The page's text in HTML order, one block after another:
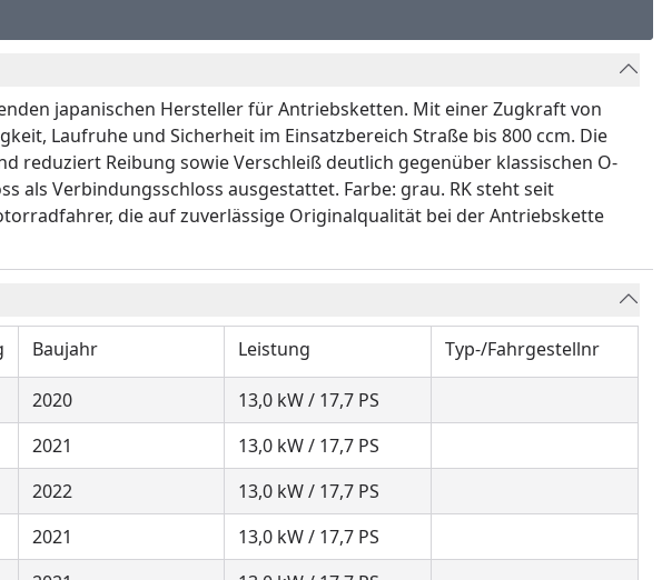
japanischen Hersteller für Antriebsketten. Mit einer Zugkraft von
Laufruhe und Sicherheit im Einsatzbereich Straße bis 800 ccm. Die
reduziert Reibung sowie Verschleiß deutlich gegenüber klassischen O-
als Verbindungsschloss ausgestattet. Farbe: grau. RK steht seit
die auf zuverlässige Originalqualität bei der Antriebskette
Baujahr Leistung Typ-/Fahrgestellnr
2020
13,0 kW / 17,7 PS
2021
13,0 kW / 17,7 PS
2022
13,0 kW / 17,7 PS
2021
13,0 kW / 17,7 PS